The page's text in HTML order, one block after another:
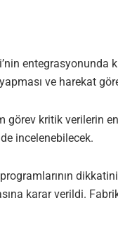
entegrasyonunda
ve harekat
görev kritik verilerin
incelenebilecek.
karar verildi.